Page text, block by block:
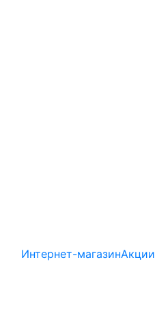
Интернет-магазинАкции